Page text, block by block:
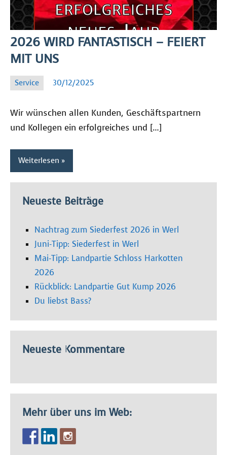
2026 WIRD FANTASTISCH – FEIERT
MIT UNS
Service 30/12/2025
SC
Wir wünschen allen Kunden, Geschäftspartnern
und Kollegen ein erfolgreiches und […]
Weiterlesen
Neueste Beiträge
Nachtrag zum Siederfest 2026 in Werl
Juni-Tipp: Siederfest in Werl
Mai-Tipp: Landpartie Schloss Harkotten
2026
Rückblick: Landpartie Gut Kump 2026
Du liebst Bass?
Neueste Kommentare
Mehr über uns im Web: